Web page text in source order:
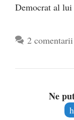
Democrat al
2 comentarii
Ne